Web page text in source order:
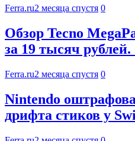
Ferra.ru2 месяца спустя 0
Обзор Tecno
за 19 тысяч
Ferra.ru2 месяца спустя 0
Nintendo
дрифта стиков у